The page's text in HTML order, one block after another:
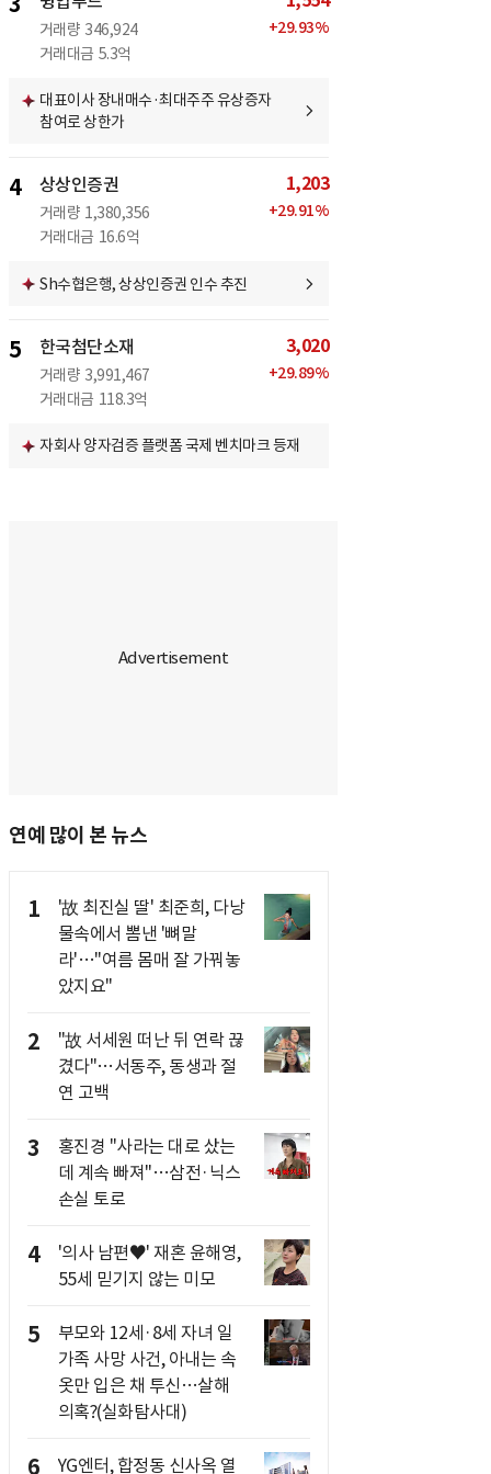
거래량 346,924
거래대금 5.3억
+29.93%
대표이사 장내매수·최대주주 유상증자
참여로 상한가
4 상상인증권
거래량 1,380,356
거래대금 16.6억
1,203
+29.91%
Sh수협은행, 상상인증권 인수 추진
5 한국첨단소재
거래량 3,991,467
거래대금 118.3억
3,020
+29.89%
자회사 양자검증 플랫폼 국제 벤치마크 등재
연예 많이 본 뉴스
1
'故 최진실 딸' 최준희, 다낭
물속에서 뽐낸 '뼈말
라'…"여름 몸매 잘 가꿔놓
았지요"
2
"故 서세원 떠난 뒤 연락 끊
겼다"…서동주, 동생과 절
연 고백
3
홍진경 "사라는 대로 샀는
데 계속 빠져"…삼전·닉스
손실 토로
4
'의사 남편♥' 재혼 윤해영,
55세 믿기지 않는 미모
5
부모와 12세·8세 자녀 일
가족 사망 사건, 아내는 속
옷만 입은 채 투신…살해
의혹?(실화탐사대)
6 YG엔터, 합정동 신사옥 열